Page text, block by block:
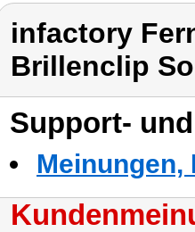
infactory
Brillenclip
Support-